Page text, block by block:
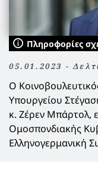
Πληροφορίες
05.01.2023 -
Ο
Υπουργείου
κ. Ζέρεν Μπάρτολ,
Ομοσπονδιακής
Ελληνογερμανική